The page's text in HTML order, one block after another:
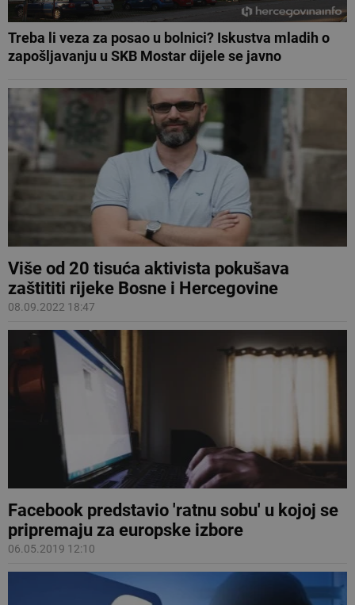
Treba li veza za posao u bolnici? Iskustva mladih o
zapošljavanju u SKB Mostar dijele se javno
Više od 20 tisuća aktivista pokušava
zaštititi rijeke Bosne i Hercegovine
08.09.2022 18:47
Facebook predstavio 'ratnu sobu' u kojoj se
pripremaju za europske izbore
06.05.2019 12:10